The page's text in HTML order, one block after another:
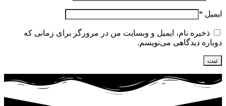
ایمیل *
ذخیره نام، ایمیل و وبسایت من در مرورگر برای زمانی که
دوباره دیدگاهی می‌نویسم.